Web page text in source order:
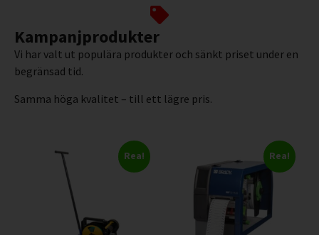
Kampanjprodukter
Vi har valt ut populära produkter och sänkt priset under en
begränsad tid.
Samma höga kvalitet – till ett lägre pris.
Rea! Rea!